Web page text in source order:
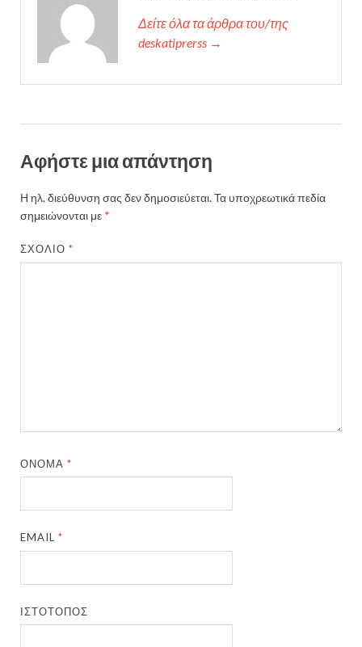
Δείτε όλα τα άρθρα του/της
deskatiprerss →
Αφήστε μια απάντηση
Η ηλ. διεύθυνση σας δεν δημοσιεύεται.Τα υποχρεωτικά πεδία
σημειώνονται με *
ΣΧΌΛΙΟ*
ΌΝΟΜΑ*
EMAIL*
ΙΣΤΌΤΟΠΟΣ